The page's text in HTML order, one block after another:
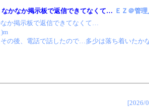
なかなか掲示板で返信できてなくて… ＥＺ＠管理
か掲示板で返信できてなくて…
その後、電話で話したので…多少は落ち着いたか
[2026/